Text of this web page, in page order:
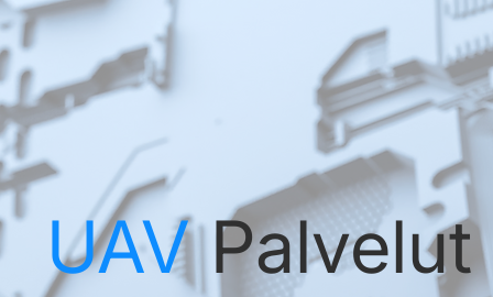
UAV Palvelut